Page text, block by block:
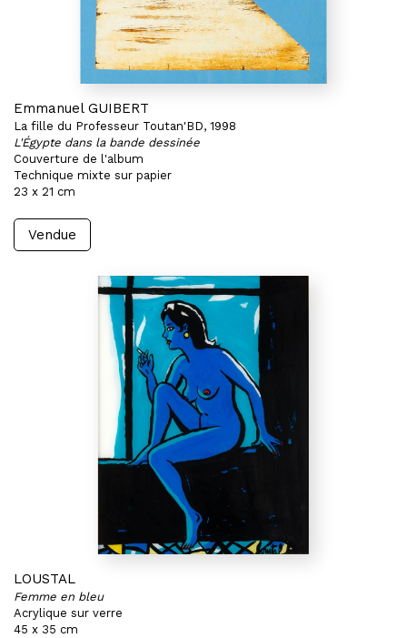
Emmanuel GUIBERT
La fille du Professeur Toutan'BD, 1998
L'Égypte dans la bande dessinée
Couverture de l'album
Technique mixte sur papier
23 x 21 cm
Vendue
LOUSTAL
Femme en bleu
Acrylique sur verre
45 x 35 cm